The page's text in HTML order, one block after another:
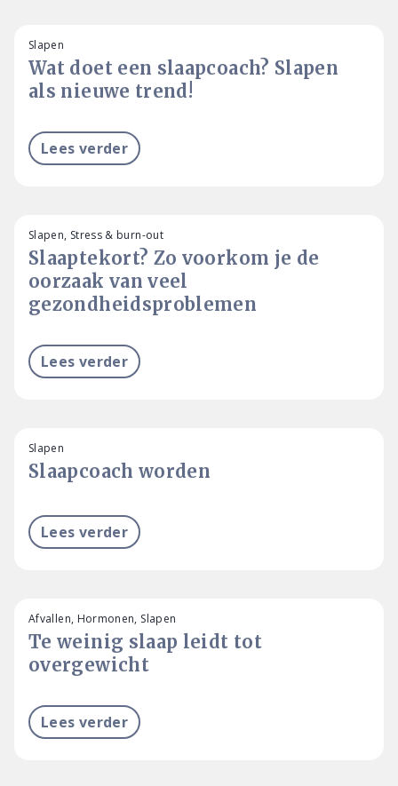
Wat doet een slaapcoach? Slapen
als nieuwe trend!
Slapen
Lees verder
Slaaptekort? Zo voorkom je de
oorzaak van veel
gezondheidsproblemen
Slapen, Stress & burn-out
Lees verder
Slaapcoach worden
Slapen
Lees verder
Te weinig slaap leidt tot
overgewicht
Afvallen, Hormonen, Slapen
Lees verder